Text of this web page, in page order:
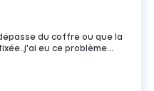
du coffre ou que la
eu ce problème...